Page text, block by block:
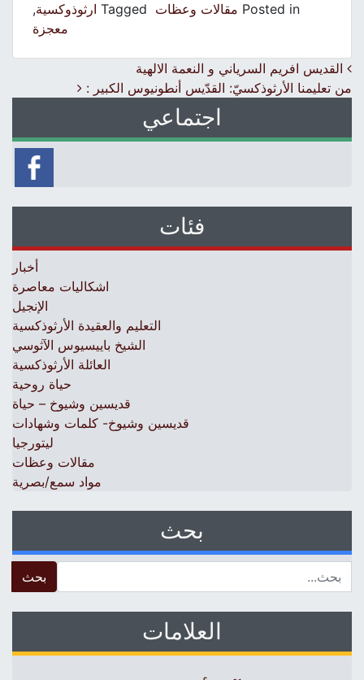
Posted in مقالات وعظات Tagged ارثوذوكسية,
معجزة
Post navigation
القديس افريم السرياني و النعمة الالهية
من تعليمنا الأرثوذكسيّ: القدّيس أنطونيوس الكبير :
اجتماعي
فئات
أخبار
اشكاليات معاصرة
الإنجيل
التعليم والعقيدة الأرثوذكسية
الشيخ باييسيوس الآثوسي
العائلة الأرثوذكسية
حياة روحية
قديسين وشيوخ – حياة
قديسين وشيوخ- كلمات وشهادات
ليتورجيا
مقالات وعظات
مواد سمع/بصرية
بحث
العلامات